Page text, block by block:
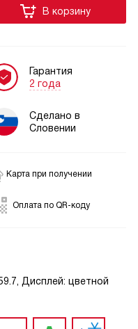
В корзину
Гарантия
2 года
Сделано в
Словении
Карта при получении
Оплата по QR-коду
Дисплей: цветной